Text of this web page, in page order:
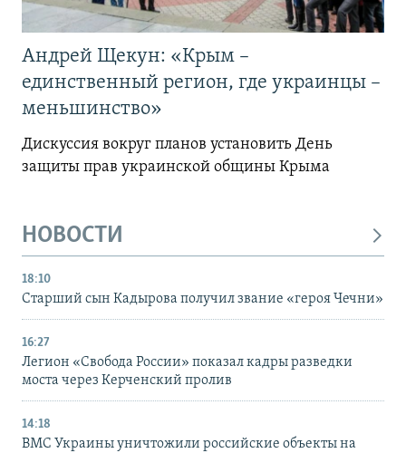
Андрей Щекун: «Крым –
единственный регион, где украинцы –
меньшинство»
Дискуссия вокруг планов установить День
защиты прав украинской общины Крыма
НОВОСТИ
18:10
Старший сын Кадырова получил звание «героя Чечни»
16:27
Легион «Свобода России» показал кадры разведки
моста через Керченский пролив
14:18
ВМС Украины уничтожили российские объекты на